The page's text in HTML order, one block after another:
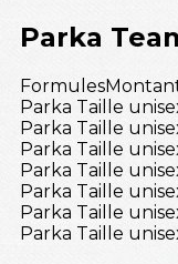
Parka
Formules
Parka Taille
Parka Taille
Parka Taille
Parka Taille
Parka Taille
Parka Taille
Parka Taille